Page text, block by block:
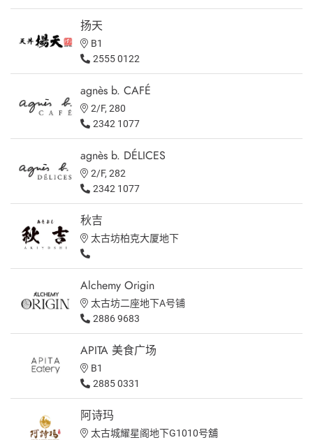
扬天
B1
2555 0122
agnès b. CAFÉ
2/F, 280
2342 1077
agnès b. DÉLICES
2/F, 282
2342 1077
秋吉
太古坊柏克大厦地下
Alchemy Origin
太古坊二座地下A号铺
2886 9683
APITA 美食广场
B1
2885 0331
阿诗玛
太古城耀星阁地下G1010号舖